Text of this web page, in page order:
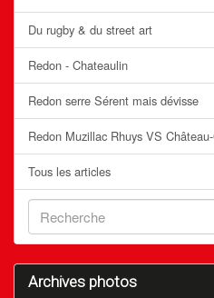
Du rugby & du street art
Redon - Chateaulin
Redon serre Sérent mais dévisse
Redon Muzillac Rhuys VS
Tous les articles
Archives photos